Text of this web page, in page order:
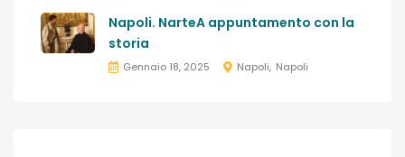
Napoli. NarteA appuntamento con la
storia
Gennaio 18, 2025 Napoli Napoli